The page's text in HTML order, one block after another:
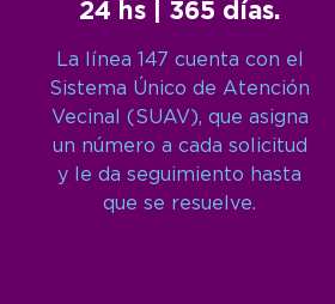
24 hs | 365 días.
La línea 147 cuenta con el
Sistema Único de Atención
Vecinal (SUAV), que asigna
un número a cada solicitud
y le da seguimiento hasta
que se resuelve.